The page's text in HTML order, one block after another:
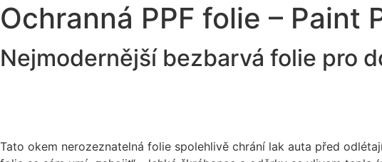
Ochranná PPF folie – Paint
Nejmodernější bezbarvá folie pro
Tato okem nerozeznatelná folie spolehlivě chrání lak auta před